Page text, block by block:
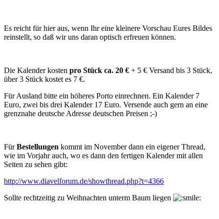
Es reicht für hier aus, wenn Ihr eine kleinere Vorschau Eures Bildes
reinstellt, so daß wir uns daran optisch erfreuen können.
Die Kalender kosten pro Stück ca. 20 € + 5 € Versand bis 3 Stück,
über 3 Stück kostet es 7 €.
Für Ausland bitte ein höheres Porto einrechnen. Ein Kalender 7
Euro, zwei bis drei Kalender 17 Euro. Versende auch gern an eine
grenznahe deutsche Adresse deutschen Preisen ;-)
FürBestellungen kommt im November dann ein eigener Thread,
wie im Vorjahr auch, wo es dann den fertigen Kalender mit allen
Seiten zu sehen gibt:
http://www.diavelforum.de/showthread.php?t=4366
Sollte rechtzeitig zu Weihnachten unterm Baum liegen